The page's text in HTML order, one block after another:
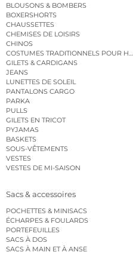
BLOUSONS & BOMBERS
BOXERSHORTS
CHAUSSETTES
CHEMISES DE LOISIRS
CHINOS
COSTUMES TRADITIONNELS POUR
GILETS & CARDIGANS
JEANS
LUNETTES DE SOLEIL
PANTALONS CARGO
PARKA
PULLS
GILETS EN TRICOT
PYJAMAS
BASKETS
SOUS-VÊTEMENTS
VESTES
VESTES DE MI-SAISON
Sacs & accessoires
POCHETTES & MINISACS
ÉCHARPES & FOULARDS
PORTEFEUILLES
SACS À DOS
SACS À MAIN ET À ANSE